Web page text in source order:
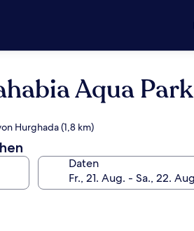
Aqua Park
Hurghada (1,8 km)
Daten